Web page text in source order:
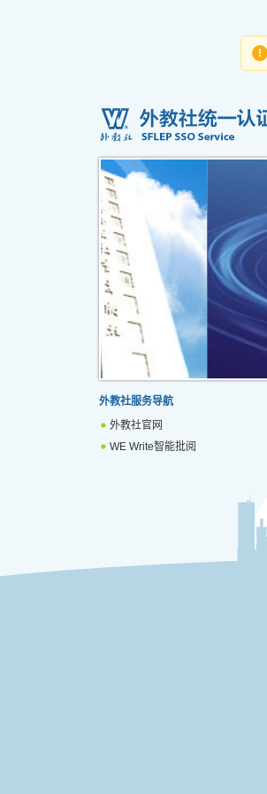
!
外教社服务导航
外教社官网
WE Write智能批阅